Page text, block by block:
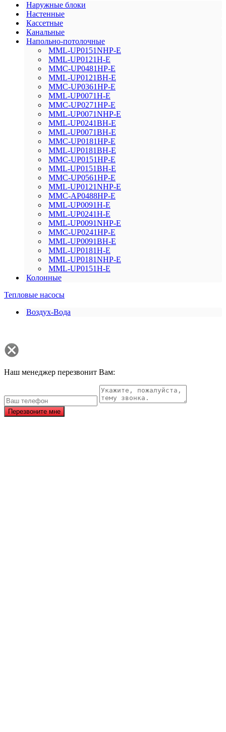
Наружные блоки
Настенные
Кассетные
Канальные
Напольно-потолочные
MML-UP0151NHP-E
MML-UP0121H-E
MMC-UP0481HP-E
MML-UP0121BH-E
MMC-UP0361HP-E
MML-UP0071H-E
MMC-UP0271HP-E
MML-UP0071NHP-E
MML-UP0241BH-E
MML-UP0071BH-E
MMC-UP0181HP-E
MML-UP0181BH-E
MMC-UP0151HP-E
MML-UP0151BH-E
MMC-UP0561HP-E
MML-UP0121NHP-E
MMC-AP0488HP-E
MML-UP0091H-E
MML-UP0241H-E
MML-UP0091NHP-E
MMC-UP0241HP-E
MML-UP0091BH-E
MML-UP0181H-E
MML-UP0181NHP-E
MML-UP0151H-E
Колонные
Тепловые насосы
Воздух-Вода
Наш менеджер перезвонит Вам:
Перезвоните мне